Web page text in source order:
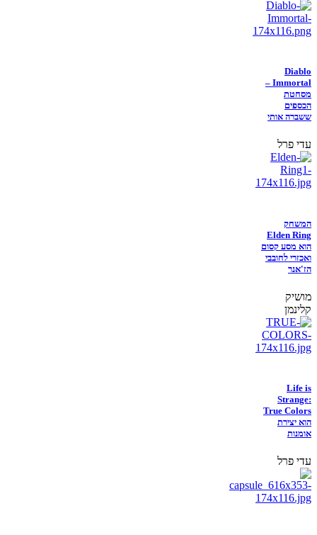
Diablo
Immortal –
מסחטת
הכספים
ששברה אותי
עדי פרל
המשחק
Elden Ring
הוא מסע קסום
ואכזרי לחובבי
הז'אנר
מושיק
קלינמן
Life is
Strange:
True Colors
הוא יצירת
אומנות
עדי פרל